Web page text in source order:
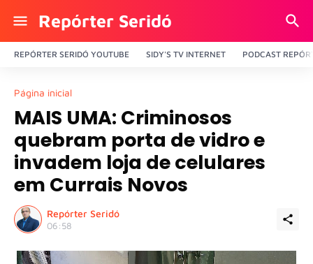
Repórter Seridó
REPÓRTER SERIDÓ YOUTUBE SIDY'S TV INTERNET PODCAST
Página inicial
MAIS UMA: Criminosos
quebram porta de vidro e
invadem loja de celulares
em Currais Novos
Repórter Seridó
06:58